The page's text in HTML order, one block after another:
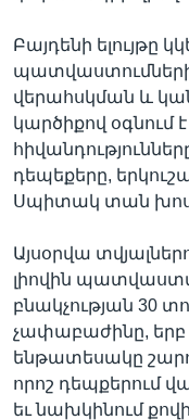
Բայդենի ելույթը
պատվաստումների
վերահսկման և
կարծիքով օգնում է
դեպեքերը,
Սպիտակ տան
Այսօրվա
լիովին
բնակչության 30
չափաբաժինը, երբ
ենթատեսակը
որոշ դեպքերում
եւ նախկինում